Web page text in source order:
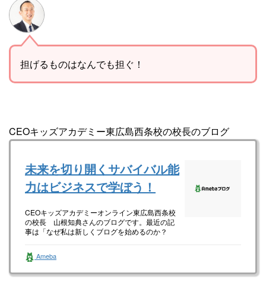
担げるものはなんでも担ぐ！
CEOキッズアカデミー東広島西条校の校長のブログ
未来を切り開くサバイバル能
力はビジネスで学ぼう！
CEOキッズアカデミーオンライン東広島西条校
の校長 山根知典さんのブログです。最近の記
事は「なぜ私は新しくブログを始めるのか？
Ameba